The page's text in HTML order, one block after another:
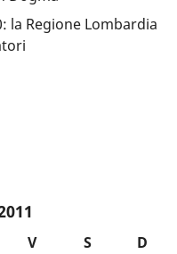
la Regione Lombardia
V S
D